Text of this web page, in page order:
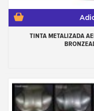
TINTA METALIZADA